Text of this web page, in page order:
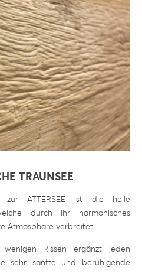
TRAUNSEE
zur ATTERSEE ist die helle
durch ihr harmonisches
Atmosphäre verbreitet.
Rissen ergänzt jeden
sehr sanfte und beruhigende